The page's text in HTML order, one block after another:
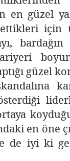
en güzel
için
güzel
en öne
de iyi ki